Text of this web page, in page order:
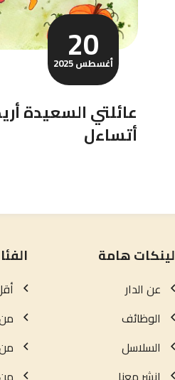
20
أغسطس 2025
عائلتي السعيدة
أتساءل
لينكات هامة
عن الدار
الوظائف
السلاسل
أقل
من 3
من 6